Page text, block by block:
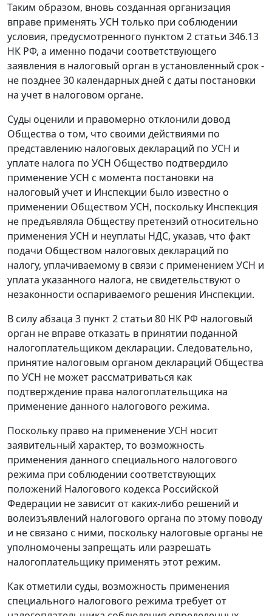
Таким образом, вновь созданная организация
вправе применять УСН только при соблюдении
условия, предусмотренного пунктом 2 статьи 346.13
НК РФ, а именно подачи соответствующего
заявления в налоговый орган в установленный срок -
не позднее 30 календарных дней с даты постановки
на учет в налоговом органе.
Суды оценили и правомерно отклонили довод
Общества о том, что своими действиями по
представлению налоговых деклараций по УСН и
уплате налога по УСН Общество подтвердило
применение УСН с момента постановки на
налоговый учет и Инспекции было известно о
применении Обществом УСН, поскольку Инспекция
не предъявляла Обществу претензий относительно
применения УСН и неуплаты НДС, указав, что факт
подачи Обществом налоговых деклараций по
налогу, уплачиваемому в связи с применением УСН и
уплата указанного налога, не свидетельствуют о
незаконности оспариваемого решения Инспекции.
В силу абзаца 3 пункт 2 статьи 80 НК РФ налоговый
орган не вправе отказать в принятии поданной
налогоплательщиком декларации. Следовательно,
принятие налоговым органом деклараций Общества
по УСН не может рассматриваться как
подтверждение права налогоплательщика на
применение данного налогового режима.
Поскольку право на применение УСН носит
заявительный характер, то возможность
применения данного специального налогового
режима при соблюдении соответствующих
положений Налогового кодекса Российской
Федерации не зависит от каких-либо решений и
волеизъявлений налогового органа по этому поводу
и не связано с ними, поскольку налоговые органы не
уполномочены запрещать или разрешать
налогоплательщику применять этот режим.
Как отметили суды, возможность применения
специального налогового режима требует от